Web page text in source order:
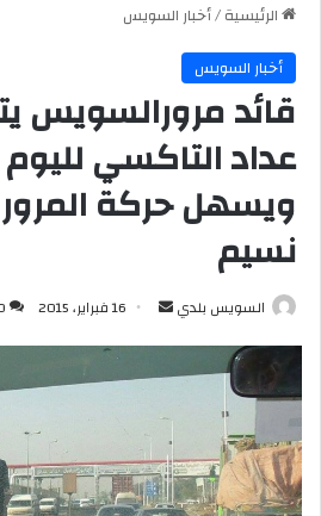
الرئيسية/أخبار السويس
أخبار السويس
قائد مرورالسويس
عداد التاكسي لليوم
ويسهل حركة
نسيم
السويس بلدي
أرسل
إلكترونيا
16 فبراير، 2015